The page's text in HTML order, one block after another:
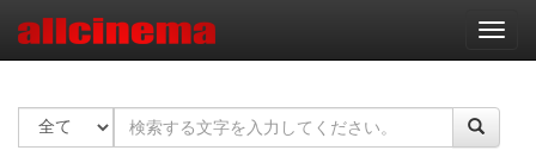
ナ
ビ
ー
ョ